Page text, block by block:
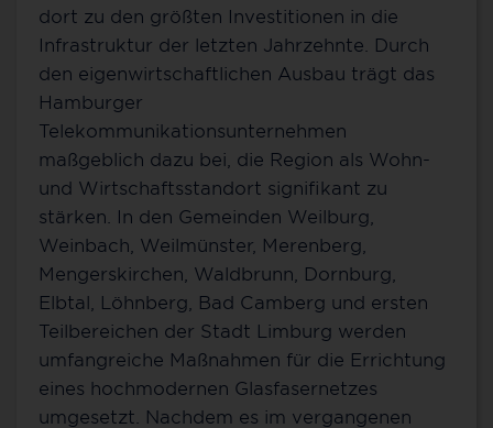
dort zu den größten Investitionen in die
Infrastruktur der letzten Jahrzehnte. Durch
den eigenwirtschaftlichen Ausbau trägt das
Hamburger
Telekommunikationsunternehmen
maßgeblich dazu bei, die Region als Wohn-
und Wirtschaftsstandort signifikant zu
stärken. In den Gemeinden Weilburg,
Weinbach, Weilmünster, Merenberg,
Mengerskirchen, Waldbrunn, Dornburg,
Elbtal, Löhnberg, Bad Camberg und ersten
Teilbereichen der Stadt Limburg werden
umfangreiche Maßnahmen für die Errichtung
eines hochmodernen Glasfasernetzes
umgesetzt. Nachdem es im vergangenen